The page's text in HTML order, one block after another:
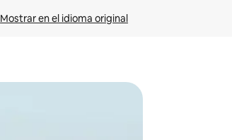
Mostrar en el idioma original